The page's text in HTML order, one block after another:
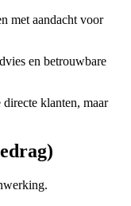
met aandacht voor
en betrouwbare
klanten, maar